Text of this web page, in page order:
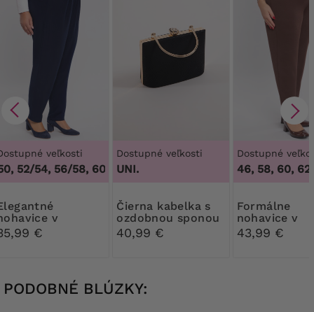
veľkosti
52/54, 56/58, 60/62 ,48/50, 52/54, 56/58, 60/62
v
so
€
Dostupné veľkosti
UNI.
Čierna kabelka s
ozdobnou sponou
40,99 €
Dostupné
46, 58, 60,
Formálne
nohavice v
43,99 €
PODOBNÉ BLÚZKY: